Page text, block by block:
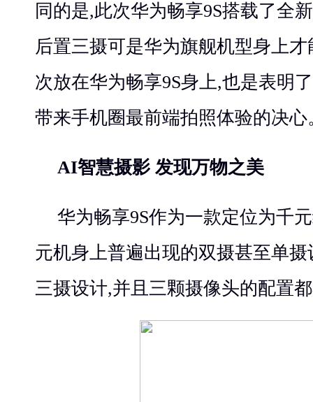
同的是,此次华为畅享9S搭载了全
后置三摄可是华为旗舰机型身上
次放在华为畅享9S身上,也是表明
带来手机圈最前端拍照体验的决心
AI智慧摄影 发现万物之美
华为畅享9S作为一款定位为千
元机身上普遍出现的双摄甚至单
三摄设计,并且三颗摄像头的配置